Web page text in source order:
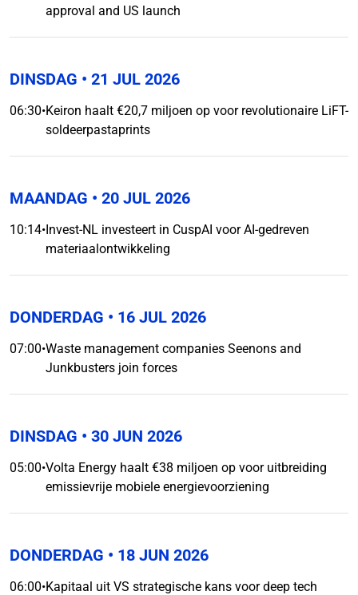
approval and US launch
DINSDAG • 21 JUL 2026
06:30•Keiron haalt €20,7 miljoen op voor revolutionaire LiFT-
soldeerpastaprints
MAANDAG • 20 JUL 2026
10:14•Invest-NL investeert in CuspAI voor AI-gedreven
materiaalontwikkeling
DONDERDAG • 16 JUL 2026
07:00•Waste management companies Seenons and
Junkbusters join forces
DINSDAG • 30 JUN 2026
05:00•Volta Energy haalt €38 miljoen op voor uitbreiding
emissievrije mobiele energievoorziening
DONDERDAG • 18 JUN 2026
06:00•Kapitaal uit VS strategische kans voor deep tech